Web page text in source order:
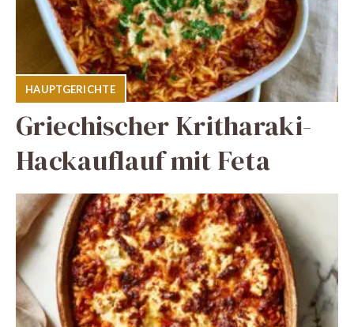
HAUPTGERICHTE
Griechischer Kritharaki-
Hackauflauf mit Feta